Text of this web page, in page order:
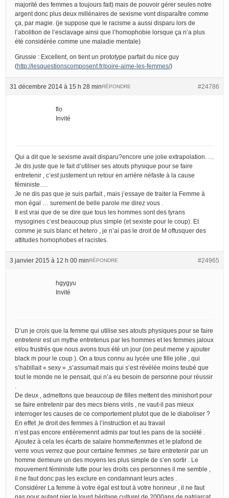
majorité des femmes a toujours fait) mais de pouvoir gérer seules notre
argent donc plus deux millénaires de sexisme vont disparaître comme
ça, par magie. (je suppose que le racisme a aussi disparu lors de
l’abolition de l’esclavage ainsi que l’homophobie lorsque ça n’a plus
été considérée comme une maladie mentale)
Grussie : Excellent, on tient un prototype parfait du nice guy
(http://lesquestionscomposent.fr/poire-aime-les-femmes/)
31 décembre 2014 à 15 h 28 min #24786
RÉPONDRE
flo
Invité
Qui a dit que le sexisme avait disparu?encore une jolie extrapolation. …
Je dis juste que le fait d’utiliser ses atouts physique pour se faire
entretenir , c’est justement un retour en arrière néfaste à la cause
féministe….
Je ne dis pas que je suis parfait , mais j’essaye de traiter la Femme à
mon égal … surement de belle parole me direz vous .
Il est vrai que de se dire que tous les hommes sont des tyrans
mysogines c’est beaucoup plus simple (et sexiste pour le coup). Et
comme je suis blanc et hetero , je n’ai pas le droit de M offusquer des
attitudes homophobes et racistes.
3 janvier 2015 à 12 h 00 min #24965
RÉPONDRE
hgygyu
Invité
D’un je crois que la femme qui utilise ses atouts physiques pour se faire
entretenir est un mythe entretenus par les hommes et les femmes jaloux
et/ou frustrés que nous avons tous été un jour (on peut meme y ajouter
black m pour le coup ). On a tous connu au lycée une fille jolie , qui
s’habillait « sexy » ,s’assumait mais qui s’est révélée moins teubé que
tout le monde ne le pensait, qui n’a eu besoin de personne pour réussir
De deux , admettons que beaucoup de filles mettent des minishort pour
se faire entretenir par des mecs biens virils , ne vaut-il pas mieux
interroger les causes de ce comportement plutot que de le diaboliser ?
En effet ,le droit des femmes à l’instruction et au travail
n’est pas encore entièremennt admis par tout les pans de la société .
Ajoutez à cela les écarts de salaire homme/femmes et le plafond de
verre vous verrez que pour certaine femmes ,se faire entretenir par un
homme demeure un des moyens les plus simple de s’en sortir . Le
mouvement féministe lutte pour les droits ces personnes il me semble ,
il ne faut donc pas les exclure en condamnant leurs actes .
Considérer La femme à votre égal est tout à votre honneur , il ne faut